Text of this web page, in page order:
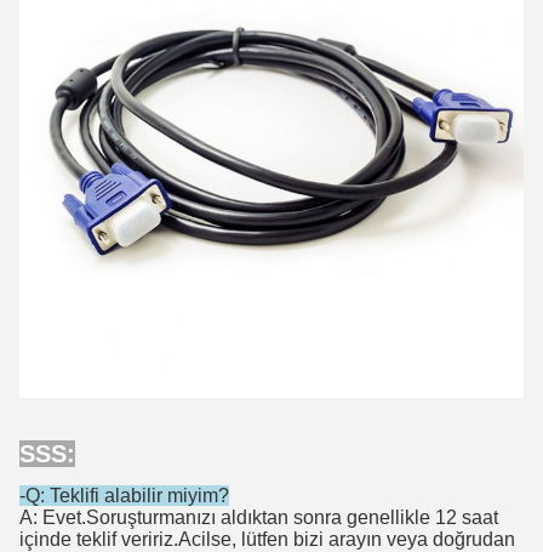
SSS:
-Q: Teklifi alabilir miyim?
A: Evet.Soruşturmanızı aldıktan sonra genellikle 12 saat
içinde teklif veririz.Acilse, lütfen bizi arayın veya doğrudan